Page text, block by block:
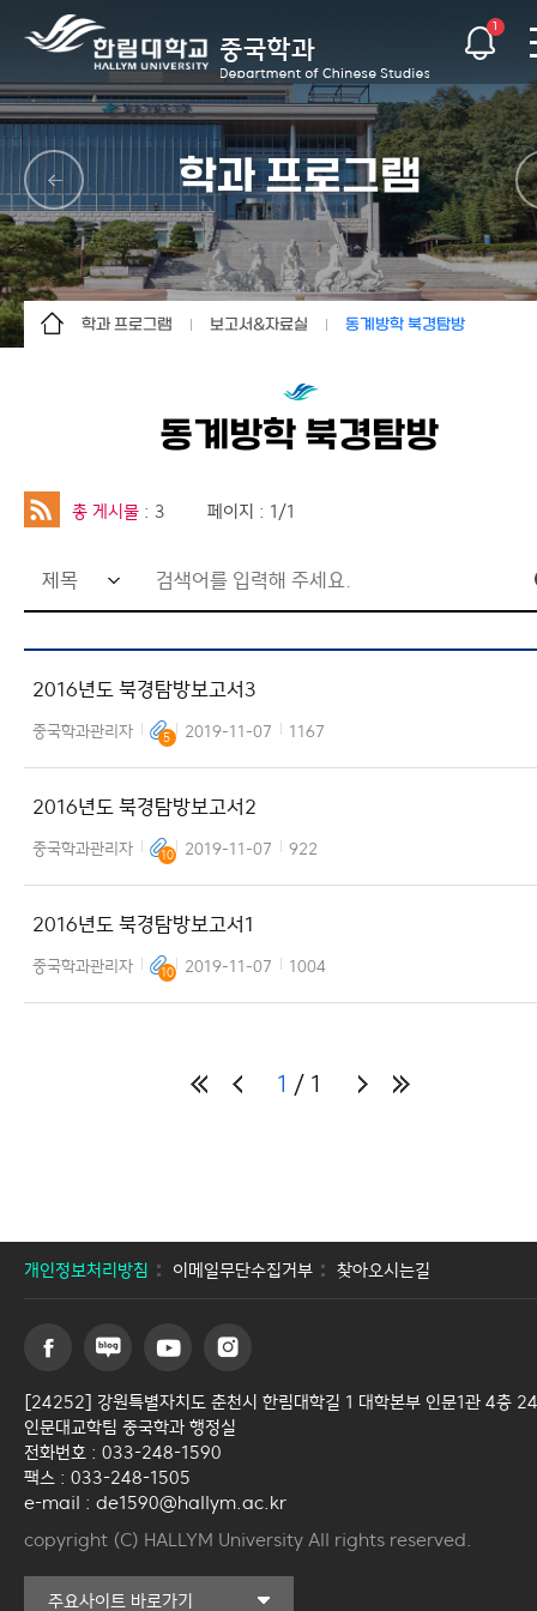
1
학과 프로그램
학과 프로그램
커뮤니티
X
보고서&자료실
보고서&자료실
동계방학 북경탐방
한중러일국제캠프
동계방학 북경탐방
총 게시물 : 3 페이지 : 1/1
검
색
어
입
력
창
2016년도 북경탐방보고서3
중국학과관리자 5 2019-11-07 1167
2016년도 북경탐방보고서2
중국학과관리자 10 2019-11-07 922
2016년도 북경탐방보고서1
중국학과관리자 10 2019-11-07 1004
1 1
개인정보처리방침 이메일무단수집거부 찾아오시는길
[24252] 강원특별자치도 춘천시 한림대학길 1 대학본부 인문1관 4층
인문대교학팀 중국학과 행정실
전화번호 : 033-248-1590
팩스 : 033-248-1505
e-mail : de1590@hallym.ac.kr
copyright (C) HALLYM University All rights reserved.
주요사이트 바로가기
커뮤니티교육원